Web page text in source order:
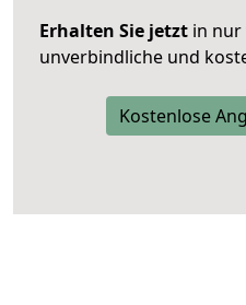
Erhalten Sie jetzt in
unverbindliche und
Kostenlose